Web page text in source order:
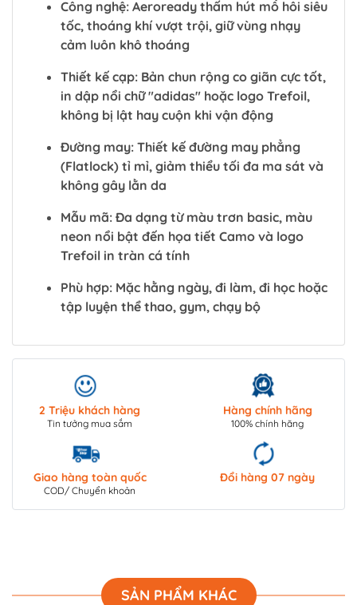
Công nghệ: Aeroready thấm hút mồ hôi siêu
tốc, thoáng khí vượt trội, giữ vùng nhạy
cảm luôn khô thoáng
Thiết kế cạp: Bản chun rộng co giãn cực tốt,
in dập nổi chữ "adidas" hoặc logo Trefoil,
không bị lật hay cuộn khi vận động
Đường may: Thiết kế đường may phẳng
(Flatlock) tỉ mỉ, giảm thiểu tối đa ma sát và
không gây lằn da
Mẫu mã: Đa dạng từ màu trơn basic, màu
neon nổi bật đến họa tiết Camo và logo
Trefoil in tràn cá tính
Phù hợp: Mặc hằng ngày, đi làm, đi học hoặc
tập luyện thể thao, gym, chạy bộ
2 Triệu khách hàng
Tin tưởng mua sắm
Hàng chính hãng
100% chính hãng
Giao hàng toàn quốc
COD/ Chuyển khoản
Đổi hàng 07 ngày
SẢN PHẨM KHÁC